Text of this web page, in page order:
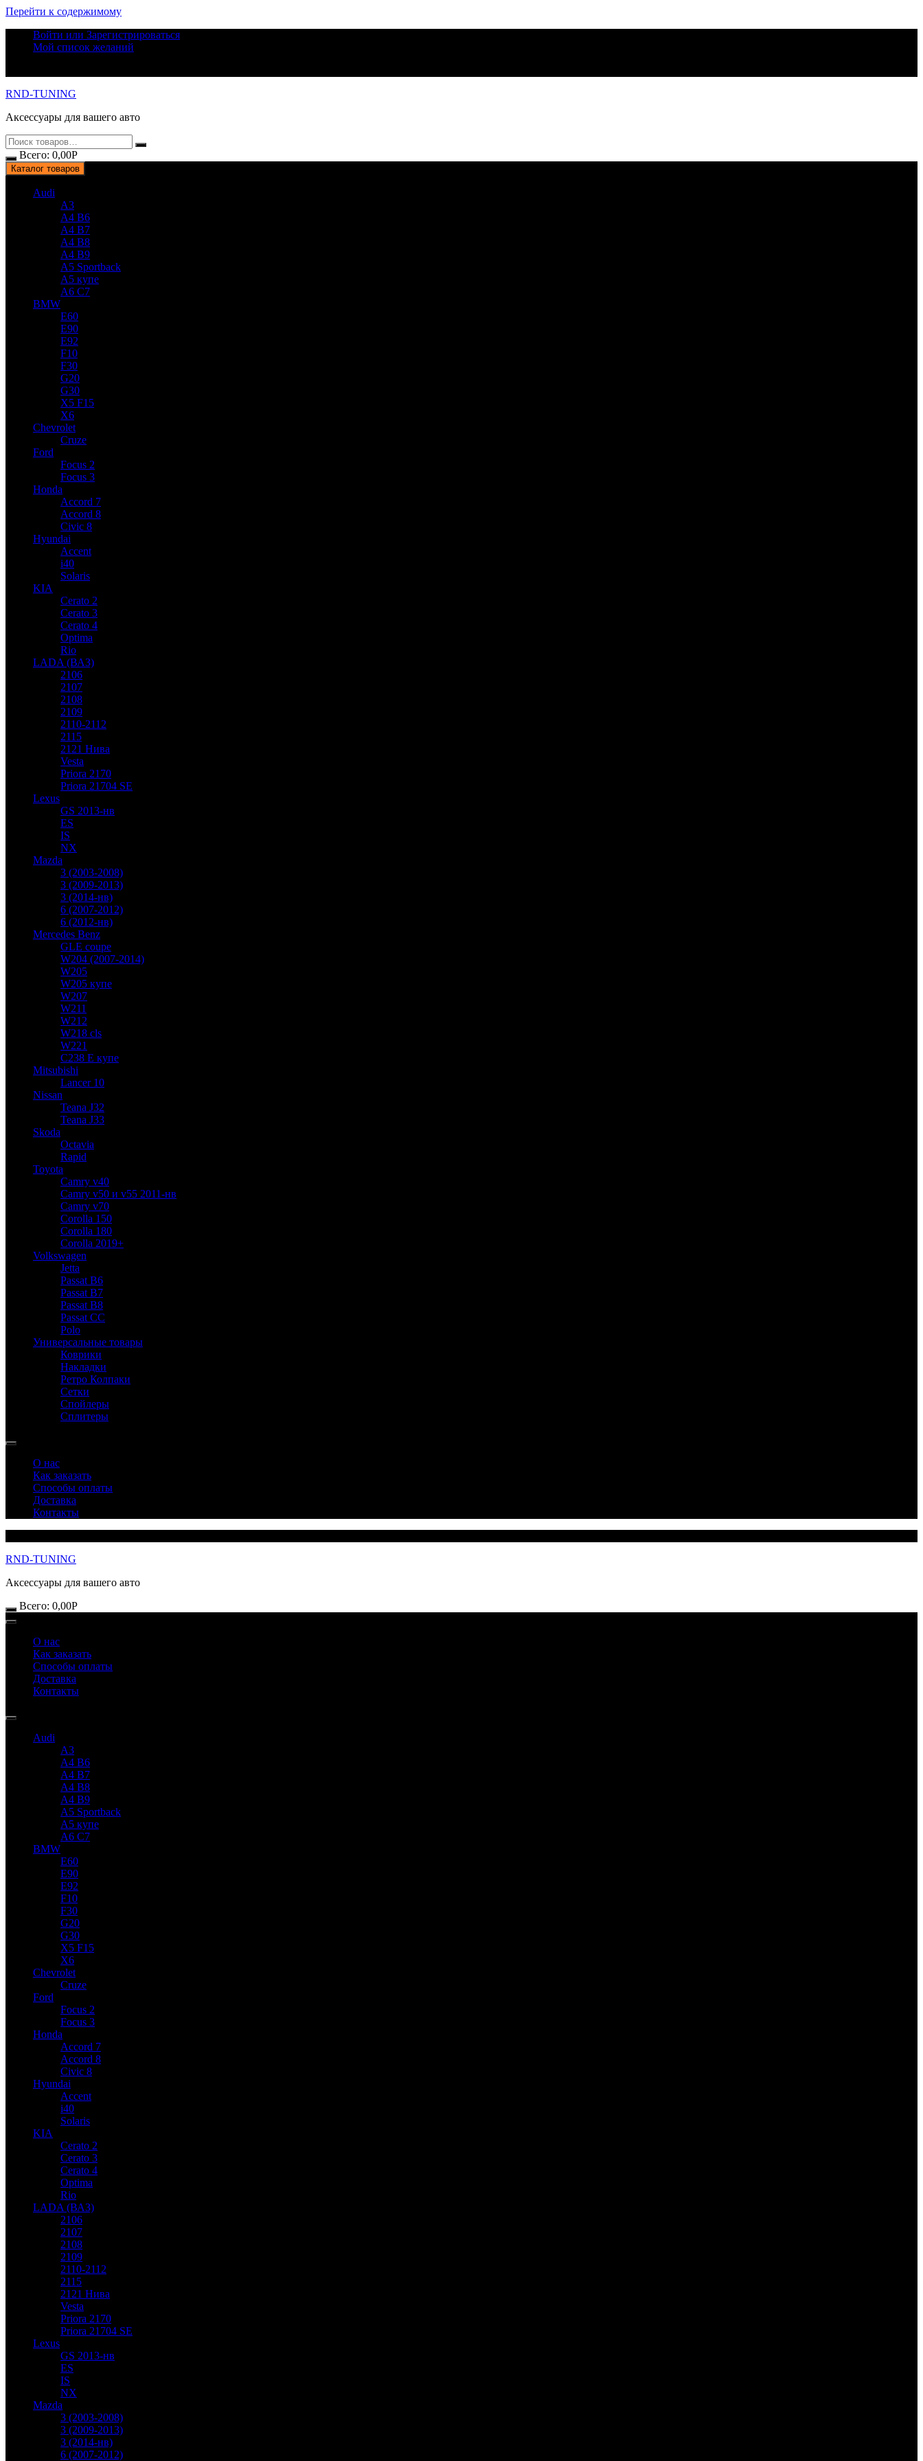
Перейти к содержимому
Войти или Зарегистрироваться
Мой список желаний
RND-TUNING
Аксессуары для вашего авто
Всего: 0,00Р
Каталог товаров
Audi
A3
A4 B6
A4 B7
A4 B8
A4 B9
A5 Sportback
A5 купе
A6 C7
BMW
E60
E90
E92
F10
F30
G20
G30
X5 F15
X6
Chevrolet
Cruze
Ford
Focus 2
Focus 3
Honda
Accord 7
Accord 8
Civic 8
Hyundai
Accent
i40
Solaris
KIA
Cerato 2
Cerato 3
Cerato 4
Optima
Rio
LADA (ВАЗ)
2106
2107
2108
2109
2110-2112
2115
2121 Нива
Vesta
Priora 2170
Priora 21704 SE
Lexus
GS 2013-нв
ES
IS
NX
Mazda
3 (2003-2008)
3 (2009-2013)
3 (2014-нв)
6 (2007-2012)
6 (2012-нв)
Mercedes Benz
GLE coupe
W204 (2007-2014)
W205
W205 купе
W207
W211
W212
W218 cls
W221
C238 E купе
Mitsubishi
Lancer 10
Nissan
Teana J32
Teana J33
Skoda
Octavia
Rapid
Toyota
Camry v40
Camry v50 и v55 2011-нв
Camry v70
Corolla 150
Corolla 180
Corolla 2019+
Volkswagen
Jetta
Passat B6
Passat B7
Passat B8
Passat CC
Polo
Универсальные товары
Коврики
Накладки
Ретро Колпаки
Сетки
Спойлеры
Сплитеры
О нас
Как заказать
Способы оплаты
Доставка
Контакты
RND-TUNING
Аксессуары для вашего авто
Всего: 0,00Р
О нас
Как заказать
Способы оплаты
Доставка
Контакты
Audi
A3
A4 B6
A4 B7
A4 B8
A4 B9
A5 Sportback
A5 купе
A6 C7
BMW
E60
E90
E92
F10
F30
G20
G30
X5 F15
X6
Chevrolet
Cruze
Ford
Focus 2
Focus 3
Honda
Accord 7
Accord 8
Civic 8
Hyundai
Accent
i40
Solaris
KIA
Cerato 2
Cerato 3
Cerato 4
Optima
Rio
LADA (ВАЗ)
2106
2107
2108
2109
2110-2112
2115
2121 Нива
Vesta
Priora 2170
Priora 21704 SE
Lexus
GS 2013-нв
ES
IS
NX
Mazda
3 (2003-2008)
3 (2009-2013)
3 (2014-нв)
6 (2007-2012)